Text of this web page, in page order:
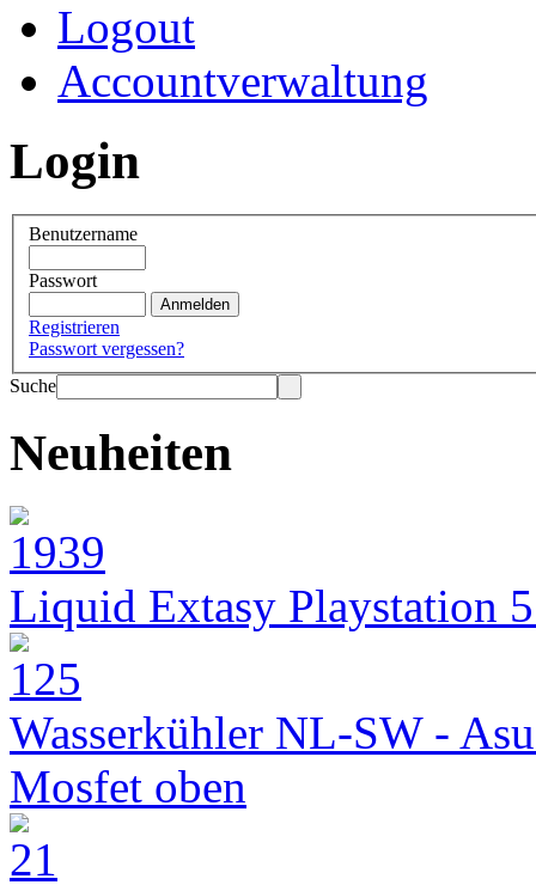
Logout
Accountverwaltung
Login
Benutzername
Passwort
Registrieren
Passwort vergessen?
Suche
Neuheiten
Liquid Extasy Playstation
Wasserkühler NL-SW -
Mosfet oben